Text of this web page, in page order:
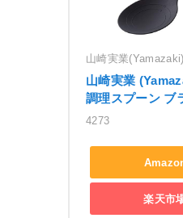
山崎実業(Yamazaki)
山崎実業
調理スプーン ブ
4273
楽天市